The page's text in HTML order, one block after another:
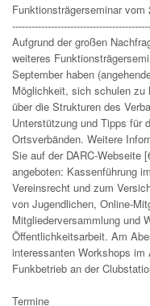
Funktionsträgerseminar
Aufgrund der großen
weiteres
September haben
Möglichkeit, sich schulen
über die Strukturen des
Unterstützung und Tipps für
Ortsverbänden. Weitere
Sie auf der DARC-Webseite
angeboten: Kassenführung
Vereinsrecht und zum
von Jugendlichen, Online-
Mitgliederversammlung und
Öffentlichkeitsarbeit. Am
interessanten Workshops
Funkbetrieb an der
Termine